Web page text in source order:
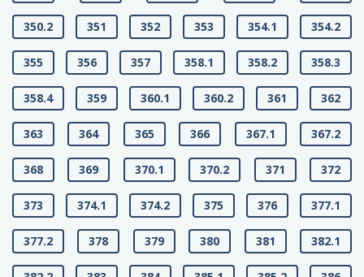
350.2 351 352 353 354.1 354.2
355 356 357 358.1 358.2 358.3
358.4 359 360.1 360.2 361 362
363 364 365 366 367.1 367.2
368 369 370.1 370.2 371 372
373 374.1 374.2 375 376 377.1
377.2 378 379 380 381 382.1